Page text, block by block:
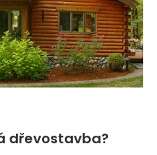
dřevostavba?